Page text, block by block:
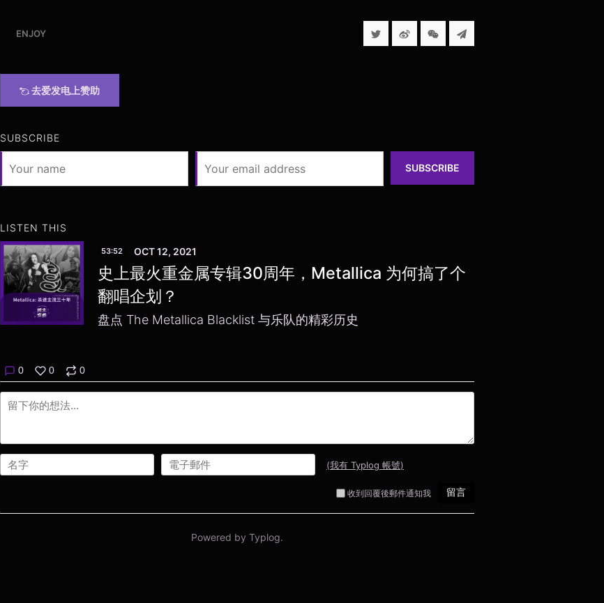
ENJOY
去爱发电上赞助
SUBSCRIBE
SUBSCRIBE
LISTEN THIS
53:52 OCT 12, 2021
史上最火重金属专辑30周年，Metallica 为何搞了个
翻唱企划？
盘点 The Metallica Blacklist 与乐队的精彩历史